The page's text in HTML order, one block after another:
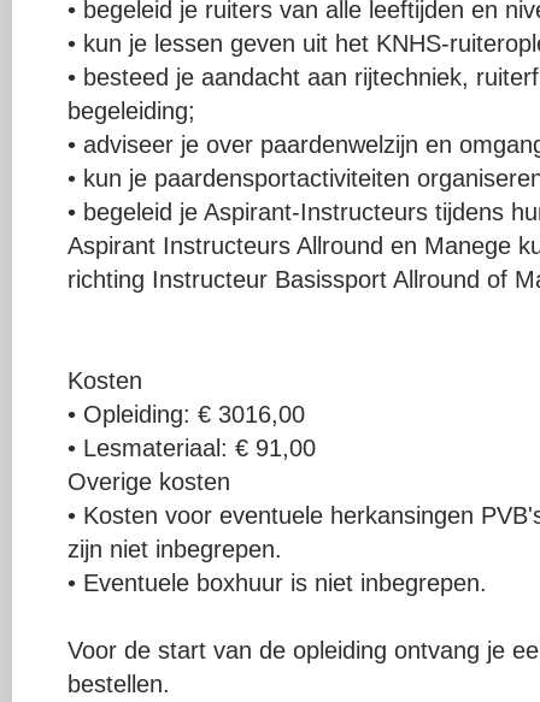
• begeleid je ruiters van alle leeftijden en
• kun je lessen geven uit het KNHS-
• besteed je aandacht aan rijtechniek,
begeleiding;
• adviseer je over paardenwelzijn en
• kun je paardensportactiviteiten
• begeleid je Aspirant-Instructeurs tijdens
Aspirant Instructeurs Allround en Manege
richting Instructeur Basissport Allround of
Kosten
• Opleiding: € 3016,00
• Lesmateriaal: € 91,00
Overige kosten
• Kosten voor eventuele herkansingen
zijn niet inbegrepen.
• Eventuele boxhuur is niet inbegrepen.
Voor de start van de opleiding ontvang je
bestellen.